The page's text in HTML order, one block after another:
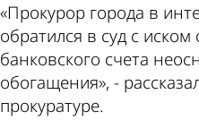
«Прокурор города в
обратился в суд с
банковского счета
обогащения», -
прокуратуре.